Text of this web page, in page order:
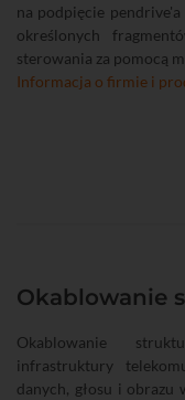
na podpięcie
określonych
sterowania za pomocą
Informacja o firmie i
Okablowanie
Okablowanie
infrastruktury
danych, głosu i